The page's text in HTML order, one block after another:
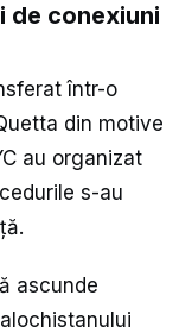
de conexiuni
într-o
din motive
au organizat
s-au
ascunde